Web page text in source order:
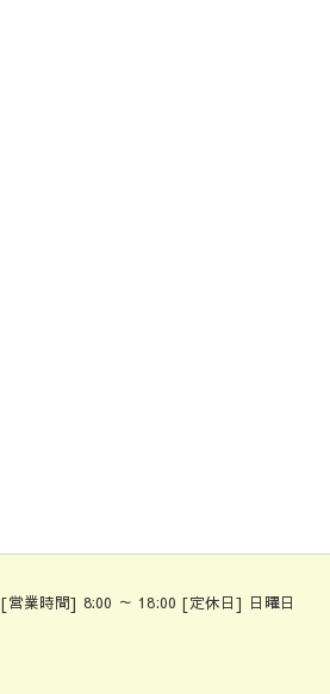
[営業時間] 8:00 ～ 18:00 [定休日] 日曜日